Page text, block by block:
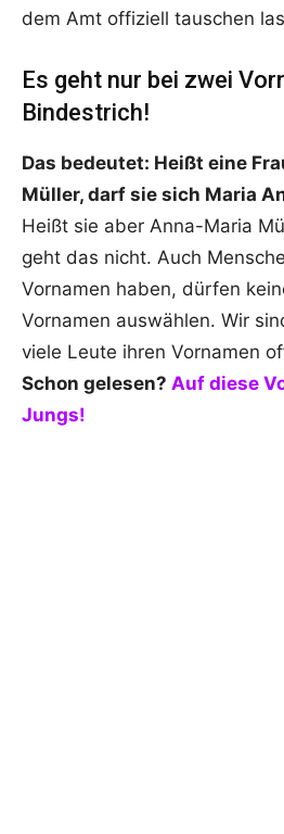
dem Amt offiziell tauschen
Es geht nur bei zwei
Bindestrich!
Das bedeutet: Heißt eine
Müller, darf sie sich Maria
Heißt sie aber Anna-Maria
geht das nicht. Auch
Vornamen haben, dürfen
Vornamen auswählen. Wir
viele Leute ihren Vornamen
Schon gelesen? Auf diese
Jungs!